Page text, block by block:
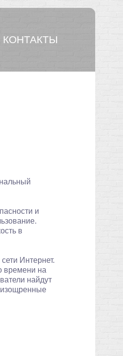
КОНТАКТЫ
и
в
Интернет.
времени на
найдут
изощренные